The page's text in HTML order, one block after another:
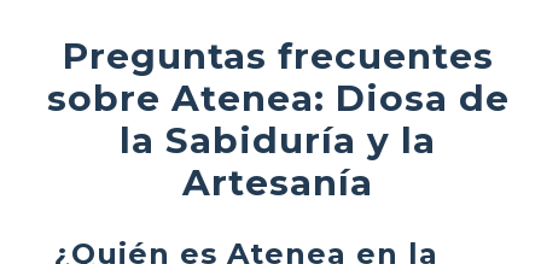
Preguntas frecuentes
sobre Atenea: Diosa de
la Sabiduría y la
Artesanía
¿Quién es Atenea en la